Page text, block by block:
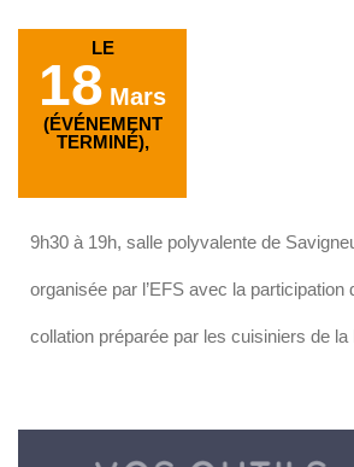
LE
18 Mars
(ÉVÉNEMENT
TERMINÉ),
9h30 à 19h, salle polyvalente de
organisée par l’EFS avec la
collation préparée par les cuisiniers de la